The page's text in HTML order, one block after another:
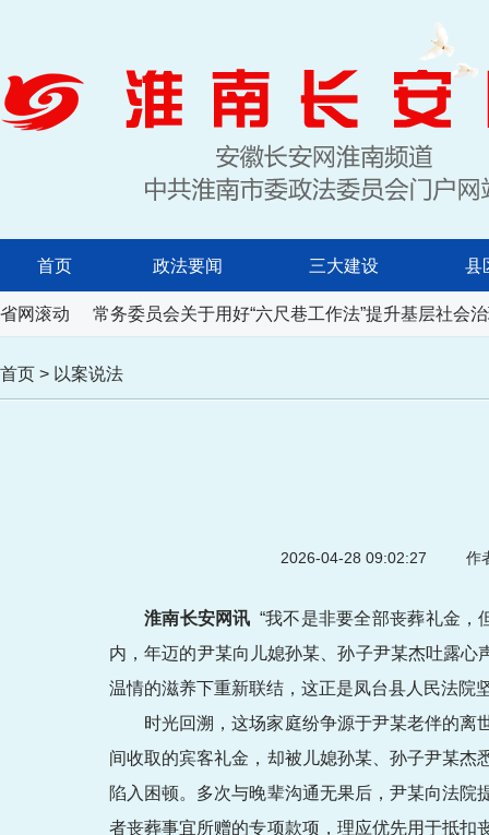
首页 政法要闻 三大建设 县
省网滚动
代表大会常务委员会关于用好“六尺巷工作法”提升基层社会治
首页 > 以案说法
2026-04-28 09:02:27 作
淮南长安网讯 “我不是非要全部丧葬礼金
内，年迈的尹某向儿媳孙某、孙子尹某杰吐露
温情的滋养下重新联结，这正是凤台县人民法院
时光回溯，这场家庭纷争源于尹某老伴的离
间收取的宾客礼金，却被儿媳孙某、孙子尹某
陷入困顿。多次与晚辈沟通无果后，尹某向法
者丧葬事宜所赠的专项款项，理应优先用于抵